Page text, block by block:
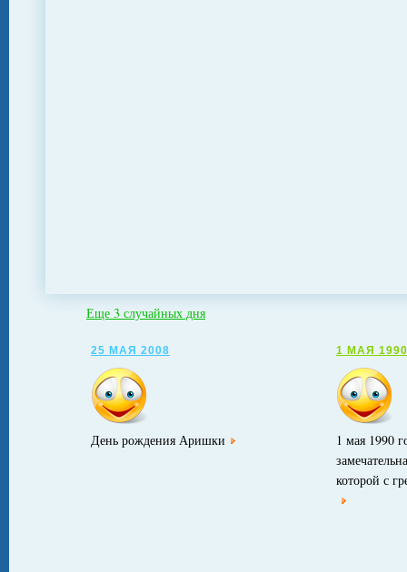
Еще 3 случайных дня
25 МАЯ 2008
День рождения Аришки
1 МАЯ 1990
1 мая 1990
которой с